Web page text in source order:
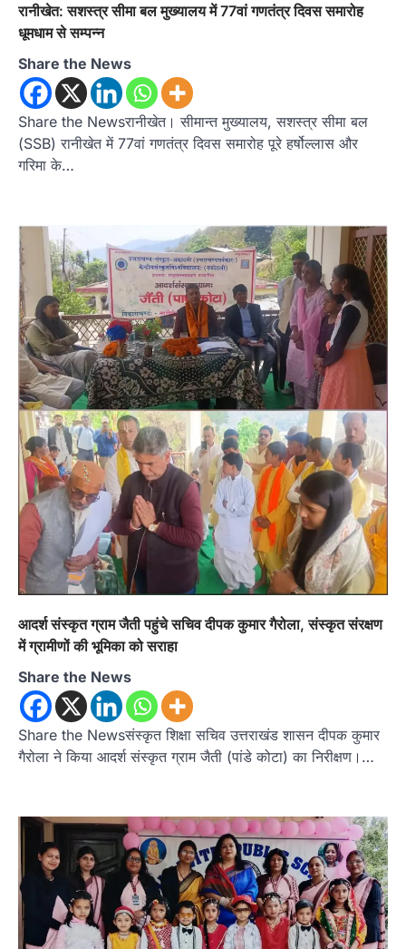
रानीखेत: सशस्त्र सीमा बल मुख्यालय में 77वां गणतंत्र दिवस समारोह
धूमधाम से सम्पन्न
Share the News
Share the Newsरानीखेत। सीमान्त मुख्यालय, सशस्त्र सीमा बल
(SSB) रानीखेत में 77वां गणतंत्र दिवस समारोह पूरे हर्षोल्लास और
गरिमा के…
आदर्श संस्कृत ग्राम जैती पहुंचे सचिव दीपक कुमार गैरोला, संस्कृत संरक्षण
में ग्रामीणों की भूमिका को सराहा
Share the News
Share the Newsसंस्कृत शिक्षा सचिव उत्तराखंड शासन दीपक कुमार
गैरोला ने किया आदर्श संस्कृत ग्राम जैती (पांडे कोटा) का निरीक्षण।…
2
अल्मोड़ा उत्तराखण्ड कुमाऊं ख़बरें
रानीखेत में शिक्षा-स्वास्थ्य व्यवस्था पर फूटा
कांग्रेस का गुस्सा, मंत्री और सरकार का पुतला
फूंका
August 6, 2026
मंत्री का फूंका पुतला 'विद्यालयों में…
अगस्त को खड़गे की हल्द्वानी रैली को सफल
बनाने का लिया संकल्प
August 6, 2026
अल्मोड़ा उत्तराखण्ड कुमाऊं ख़बरें
चौखुटिया में सेवा पखवाड़ा शिविर: 954 लोगों ने
लिया लाभ, 191 में से 182 शिकायतों का मौके
पर हुआ निस्तारण
Admin August 5, 2026
तड़ागताल में आयोजित सेवा पखवाड़ा शिविर में 954 लोगों